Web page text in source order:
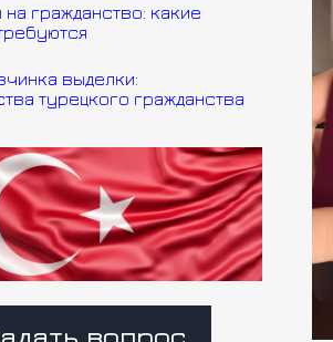
гражданство: какие
выделки:
турецкого гражданства
вопрос